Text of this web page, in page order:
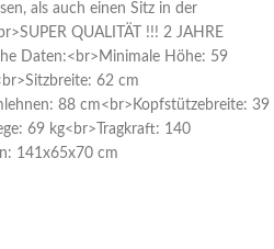
als auch einen Sitz in der
QUALITÄT !!! 2 JAHRE
Daten:<br>Minimale Höhe: 59
62 cm
88 cm<br>Kopfstützebreite: 39
69 kg<br>Tragkraft: 140
141x65x70 cm